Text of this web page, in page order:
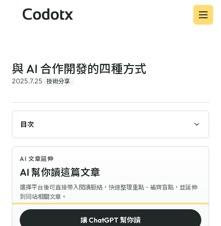
Codotx
與 AI 合作開發的四種方式
2025.7.25 技術分享
目次
AI 文章延伸
AI 幫你讀這篇文章
選擇平台後可直接帶入閱讀脈絡，快速整理重點、補齊盲點，並延伸
到同站相關文章。
讓 ChatGPT 幫你讀